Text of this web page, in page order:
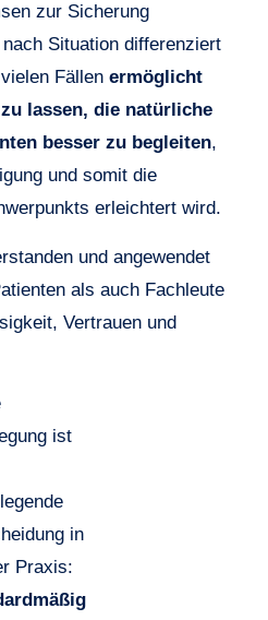
zur Sicherung
Situation differenziert
Fällen ermöglicht
lassen, die natürliche
besser zu begleiten,
und somit die
erleichtert wird.
und angewendet
als auch Fachleute
Vertrauen und
ist
in
Praxis: